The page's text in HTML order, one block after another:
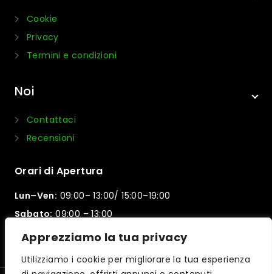
Apprezziamo la tua privacy
Utilizziamo i cookie per migliorare la tua esperienza
Cookie
Privacy
Termini e condizioni
Noi
Contattaci
Recensioni
Orari di Apertura
Lun–Ven: 09:00– 13:00/ 15:00–19:00
Sabato:09:00 – 13:00
Domenica:Chiuso